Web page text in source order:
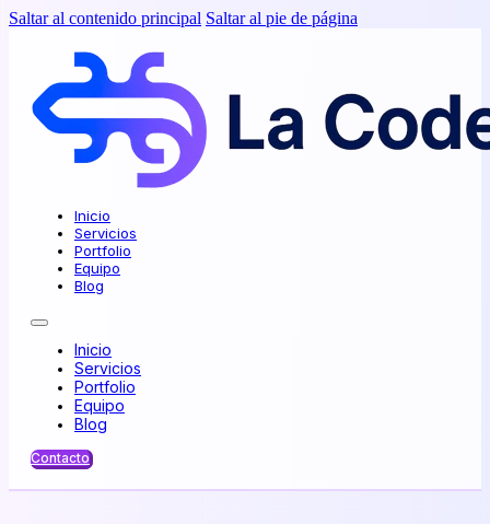
Saltar al contenido principal Saltar al pie de página
Inicio
Servicios
Portfolio
Equipo
Blog
Inicio
Servicios
Portfolio
Equipo
Blog
Contacto